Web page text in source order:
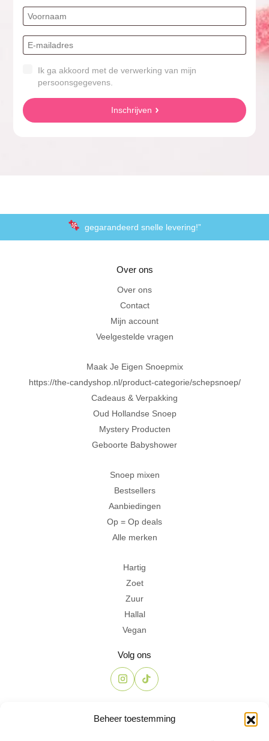
Beheer toestemming
Ik ga akkoord met de verwerking van mijn
persoonsgegevens.
Inschrijven
gegarandeerd snelle levering!”
Al 20 jaar in Amersfoort
Over ons
Over ons
Contact
Mijn account
Veelgestelde vragen
Maak Je Eigen Snoepmix
https://the-candyshop.nl/product-categorie/schepsnoep/
Cadeaus & Verpakking
Oud Hollandse Snoep
Mystery Producten
Geboorte Babyshower
Snoep mixen
Bestsellers
Aanbiedingen
Op = Op deals
Alle merken
Hartig
Zoet
Zuur
Hallal
Vegan
Volg ons